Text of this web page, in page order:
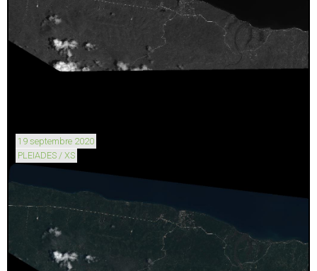
19 septembre 2020
PLEIADES / XS